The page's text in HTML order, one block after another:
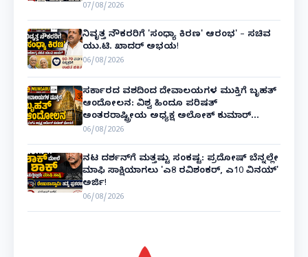
07/08/2026
ನಿವೃತ್ತ ನೌಕರರಿಗೆ 'ಸಂಧ್ಯಾ ಕಿರಣ' ಆರಂಭ' – ಸಚಿವ
ಯು.ಟಿ. ಖಾದರ್ ಅಭಯ!
06/08/2026
ಸರ್ಕಾರದ ವಶದಿಂದ ದೇವಾಲಯಗಳ ಮುಕ್ತಿಗೆ ಬೃಹತ್
ಆಂದೋಲನ: ವಿಶ್ವ ಹಿಂದೂ ಪರಿಷತ್
ಅಂತರರಾಷ್ಟ್ರೀಯ ಅಧ್ಯಕ್ಷ ಅಲೋಕ್ ಕುಮಾರ್
ಘೋಷಣೆ!
06/08/2026
ನಟ ದರ್ಶನ್‌ಗೆ ಮತ್ತಷ್ಟು ಸಂಕಷ್ಟ: ಪ್ರದೋಷ್ ಬೆನ್ನಲ್ಲೇ
ಮಾಫಿ ಸಾಕ್ಷಿಯಾಗಲು 'ಎ8 ರವಿಶಂಕರ್, ಎ10 ವಿನಯ್'
ಅರ್ಜಿ!
06/08/2026